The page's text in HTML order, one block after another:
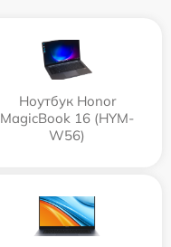
Ноутбук Honor
MagicBook 16 (HYM-
W56)